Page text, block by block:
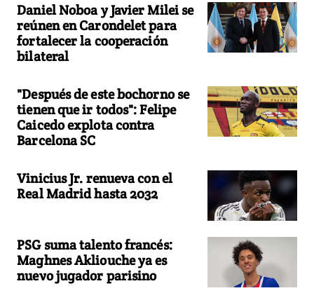
Daniel Noboa y Javier Milei se
reúnen en Carondelet para
fortalecer la cooperación
bilateral
"Después de este bochorno se
tienen que ir todos": Felipe
Caicedo explota contra
Barcelona SC
Vinicius Jr. renueva con el
Real Madrid hasta 2032
PSG suma talento francés:
Maghnes Akliouche ya es
nuevo jugador parisino